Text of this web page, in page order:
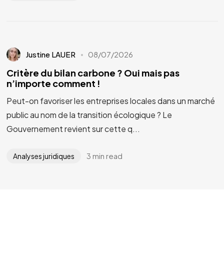
Justine LAUER 08/07/2026
Critère du bilan carbone ? Oui mais pas
n’importe comment !
Peut-on favoriser les entreprises locales dans un marché
public au nom de la transition écologique ? Le
Gouvernement revient sur cette q...
Analyses juridiques 3 min read